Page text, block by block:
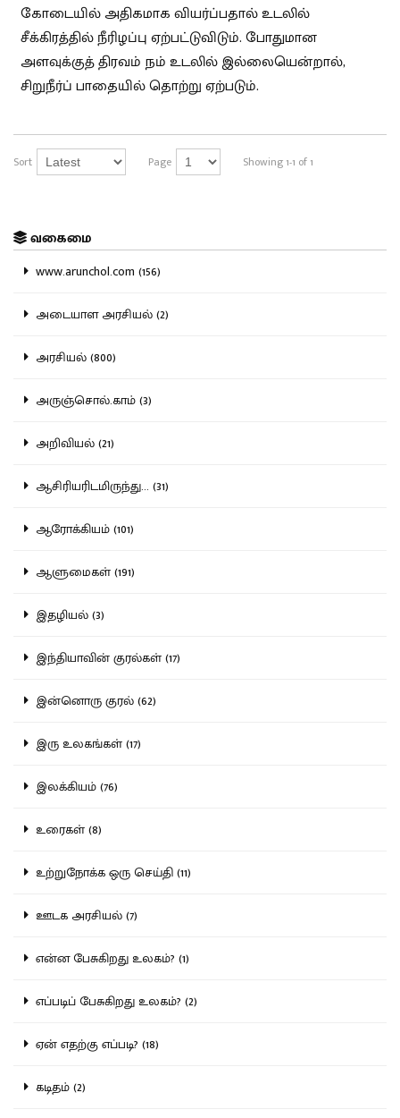
கோடையில் அதிகமாக வியர்ப்பதால் உடலில்
சீக்கிரத்தில் நீரிழப்பு ஏற்பட்டுவிடும். போதுமான
அளவுக்குத் திரவம் நம் உடலில் இல்லையென்றால்,
சிறுநீர்ப் பாதையில் தொற்று ஏற்படும்.
Sort Page Showing 1-1 of 1
வகைமை
www.arunchol.com (156)
அடையாள அரசியல் (2)
அரசியல் (800)
அருஞ்சொல்.காம் (3)
அறிவியல் (21)
ஆசிரியரிடமிருந்து... (31)
ஆரோக்கியம் (101)
ஆளுமைகள் (191)
இதழியல் (3)
இந்தியாவின் குரல்கள் (17)
இன்னொரு குரல் (62)
இரு உலகங்கள் (17)
இலக்கியம் (76)
உரைகள் (8)
உற்றுநோக்க ஒரு செய்தி (11)
ஊடக அரசியல் (7)
என்ன பேசுகிறது உலகம்? (1)
எப்படிப் பேசுகிறது உலகம்? (2)
ஏன் எதற்கு எப்படி? (18)
கடிதம் (2)